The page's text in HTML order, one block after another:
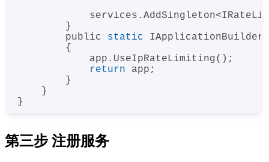
        }
        public
static IApplicationBuilder
        {
            app.UseIpRateLimiting();
return app;
        }
    }
第三步 注册服务